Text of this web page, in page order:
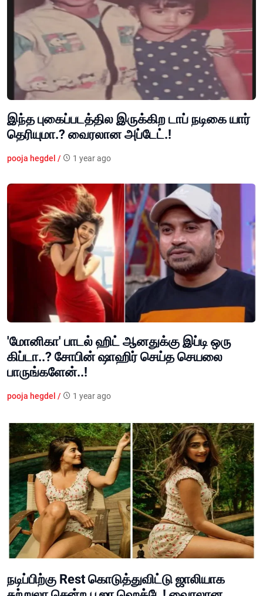
இந்த புகைப்படத்தில இருக்கிற டாப் நடிகை யார்
தெரியுமா.? வைரலான அப்டேட்.!
pooja hegdel / 1 year ago
'மோனிகா' பாடல் ஹிட் ஆனதுக்கு இப்டி ஒரு
கிப்டா..? சோபின் ஷாஹிர் செய்த செயலை
பாருங்களேன்..!
pooja hegdel / 1 year ago
நடிப்பிற்கு Rest கொடுத்துவிட்டு ஜாலியாக